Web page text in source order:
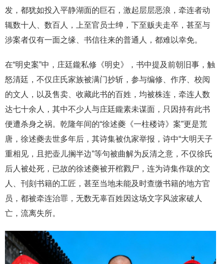
发，都犹如投入平静湖面的巨石，激起层层恶浪，牵连者动
辄数十人、数百人，上至官员士绅，下至贩夫走卒，甚至与
涉案者仅有一面之缘、书信往来的普通人，都难以幸免。
在“明史案”中，庄廷鑨私修《明史》，书中提及前朝旧事，触
怒清廷，不仅庄氏家族被满门抄斩，参与编修、作序、校阅
的文人，以及售卖、收藏此书的百姓，均被株连，牵连人数
达七十余人，其中不少人与庄廷鑨素未谋面，只因持有此书
便遭杀身之祸。乾隆年间的“徐述夔《一柱楼诗》案”更是荒
唐，徐述夔去世多年后，其诗集被仇家举报，诗中“大明天子
重相见，且把壶儿搁半边”等句被曲解为反清之意，不仅徐氏
后人被处死，已故的徐述夔被开棺戮尸，连为诗集作跋的文
人、刊刻书籍的工匠，甚至当地未能及时查缴书籍的地方官
员，都被牵连治罪，无数无辜百姓因这场文字风波家破人
亡，流离失所。